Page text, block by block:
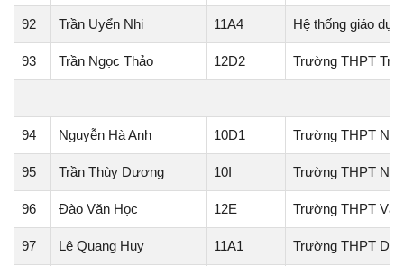
92 Trần Uyển Nhi 11A4 Hệ thống giáo dục
93 Trần Ngọc Thảo 12D2 Trường THPT
94 Nguyễn Hà Anh 10D1 Trường THPT
95 Trần Thùy Dương 10I Trường THPT
96 Đào Văn Học 12E Trường THPT
97 Lê Quang Huy 11A1 Trường THPT